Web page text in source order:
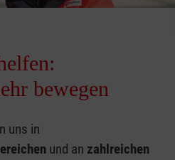
bewegen
uns in
und an zahlreichen